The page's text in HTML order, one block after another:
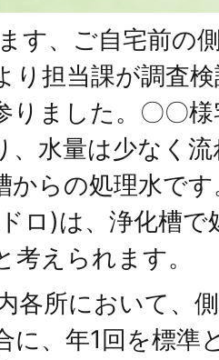
す、ご自宅前の
り担当課が調査
りました。〇〇
、水量は少なく
からの処理水で
ロ)は、浄化槽
えられます。
各所において、
に、年1回を標準